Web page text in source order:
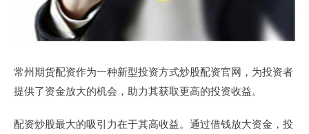
常州期货配资作为一种新型投资方式炒股配资官网，为投资者
提供了资金放大的机会，助力其获取更高的投资收益。
配资炒股最大的吸引力在于其高收益。通过借钱放大资金，投